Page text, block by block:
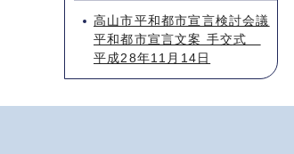
高山市平和都市宣言検討会議
平和都市宣言文案 手交式
平成28年11月14日